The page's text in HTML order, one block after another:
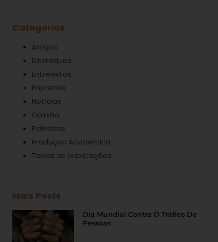
Categorias
Artigos
Destaques
Entrevistas
Imprensa
Notícias
Opinião
Palestras
Produção Acadêmica
Todas as publicações
Mais Posts
Dia Mundial Contra O Tráfico De
Pessoas